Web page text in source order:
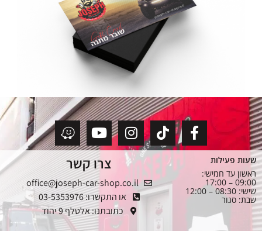
שעות פעילות
ראשון עד חמישי:
09:00 – 17:00
שישי: 08:30 – 12:00
שבת: סגור
צרו קשר
office@joseph-car-shop.co.il
או התקשרו: 03-5353976
כתובתנו: אלטלף 9 יהוד